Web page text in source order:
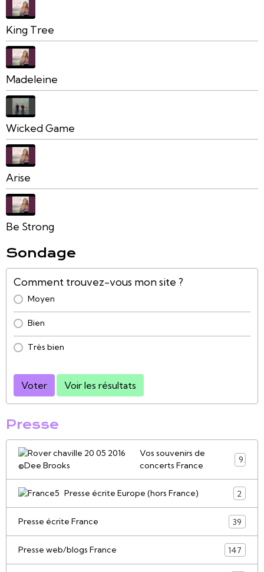
King Tree
Madeleine
Wicked Game
Arise
Be Strong
Sondage
Comment trouvez-vous mon site ?
Moyen
Bien
Très bien
Voter Voir les résultats
Presse
Vos souvenirs de
concerts France
9
Presse écrite Europe (hors France) 2
Presse écrite France 39
Presse web/blogs France 147